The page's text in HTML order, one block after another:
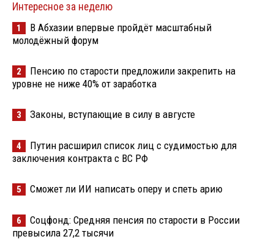
Интересное за неделю
1
В Абхазии впервые пройдёт масштабный
молодёжный форум
2
Пенсию по старости предложили закрепить на
уровне не ниже 40% от заработка
3 Законы, вступающие в силу в августе
4
Путин расширил список лиц с судимостью для
заключения контракта с ВС РФ
5 Сможет ли ИИ написать оперу и спеть арию
6
Соцфонд: Средняя пенсия по старости в России
превысила 27,2 тысячи